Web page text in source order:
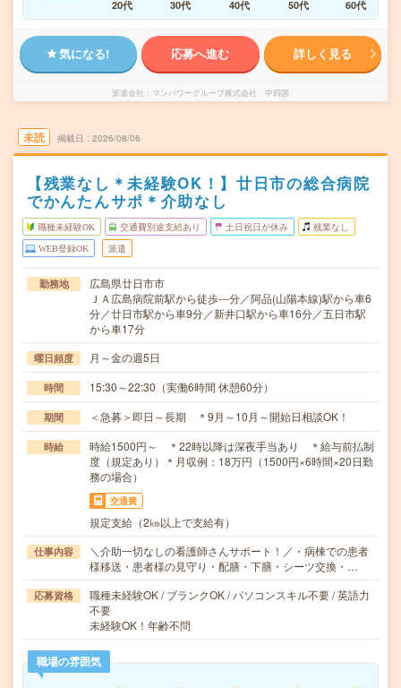
20代
30代 40代 50代 60代
気になる! 応募へ進む 詳しく見る
派遣会社 マンパワーグループ株式会社 中四国
未読 掲載日 2026/08/06
【残業なし＊未経験OK！】廿日市の総合病院
でかんたんサポ＊介助なし
職種未経験OK 交通費別途支給あり 土日祝日が休み 残業なし
WEB登録OK 派遣
勤務地
広島県廿日市市
ＪＡ広島病院前駅から徒歩---分／阿品(山陽本線)駅から車6
分／廿日市駅から車9分／新井口駅から車16分／五日市駅
から車17分
曜日頻度 月～金の週5日
時間 15:30～22:30（実働6時間 休憩60分）
期間 ＜急募＞即日～長期 ＊9月～10月～開始日相談OK！
時給
時給1500円～ ＊22時以降は深夜手当あり ＊給与前払制
度（規定あり）＊月収例：18万円（1500円×6時間×20日勤
務の場合）
交通費
規定支給（2㎞以上で支給有）
仕事内容
＼介助一切なしの看護師さんサポート！／・病棟での患者
様移送・患者様の見守り・配膳・下膳・シーツ交換・…
応募資格
職種未経験OK / ブランクOK / パソコンスキル不要 / 英語力
不要
未経験OK！年齢不問
職場の雰囲気